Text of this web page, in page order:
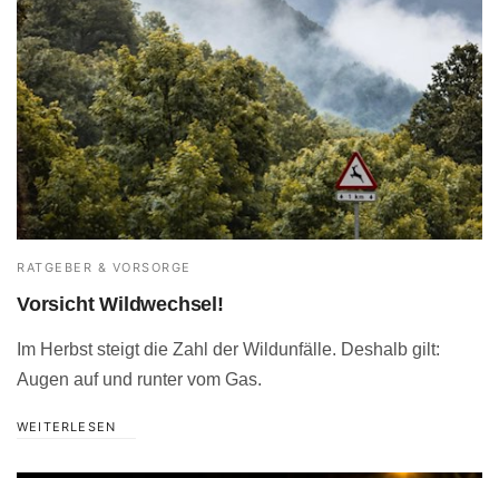
RATGEBER & VORSORGE
Vorsicht Wildwechsel!
Im Herbst steigt die Zahl der Wildunfälle. Deshalb gilt:
Augen auf und runter vom Gas.
WEITERLESEN